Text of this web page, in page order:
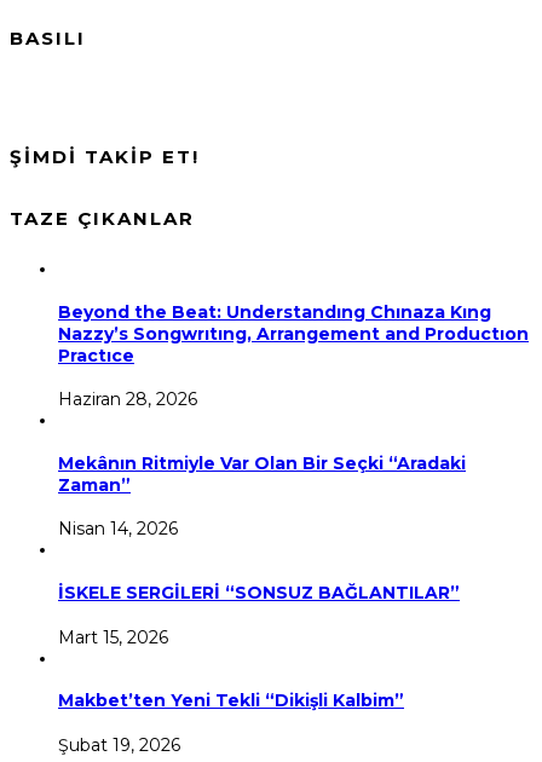
BASILI
ŞİMDİ TAKİP ET!
TAZE ÇIKANLAR
Beyond the Beat: Understandıng Chınaza Kıng
Nazzy’s Songwrıtıng, Arrangement and Productıon
Practıce
Haziran 28, 2026
Mekânın Ritmiyle Var Olan Bir Seçki “Aradaki
Zaman”
Nisan 14, 2026
İSKELE SERGİLERİ “SONSUZ BAĞLANTILAR”
Mart 15, 2026
Makbet’ten Yeni Tekli “Dikişli Kalbim”
Şubat 19, 2026